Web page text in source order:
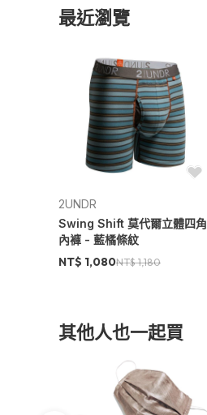
最近瀏覽
2UNDR
Swing Shift 莫代爾立體四角
內褲 - 藍橘條紋
NT$ 1,080NT$ 1,180
其他人也一起買